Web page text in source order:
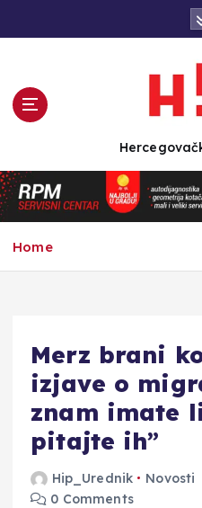
n
t
e
Home
Merz brani
izjave o
znam imate
pitajte ih”
Hip_Urednik Novosti
0 Comments